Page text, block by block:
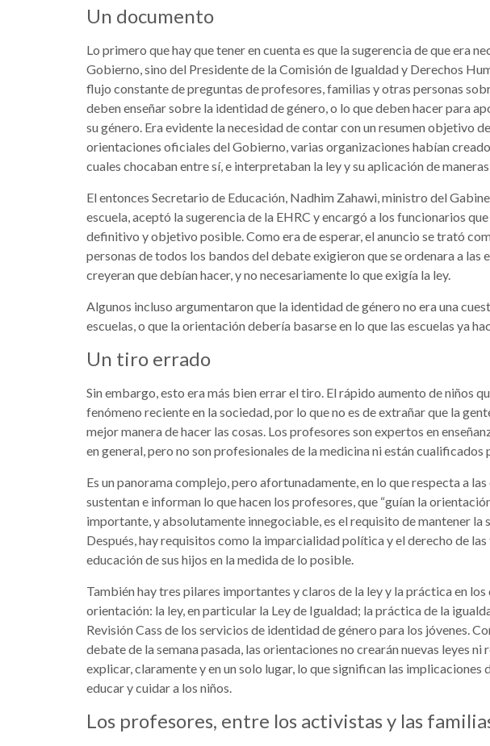
Un documento
Lo primero que hay que tener en cuenta es que la sugerencia de que era
Gobierno, sino del Presidente de la Comisión de Igualdad y Derechos
flujo constante de preguntas de profesores, familias y otras personas
deben enseñar sobre la identidad de género, o lo que deben hacer para
su género. Era evidente la necesidad de contar con un resumen objetivo
orientaciones oficiales del Gobierno, varias organizaciones habían
cuales chocaban entre sí, e interpretaban la ley y su aplicación de
El entonces Secretario de Educación, Nadhim Zahawi, ministro del
escuela, aceptó la sugerencia de la EHRC y encargó a los funcionarios
definitivo y objetivo posible. Como era de esperar, el anuncio se trató
personas de todos los bandos del debate exigieron que se ordenara a las
creyeran que debían hacer, y no necesariamente lo que exigía la ley.
Algunos incluso argumentaron que la identidad de género no era una
escuelas, o que la orientación debería basarse en lo que las escuelas ya
Un tiro errado
Sin embargo, esto era más bien errar el tiro. El rápido aumento de niños
fenómeno reciente en la sociedad, por lo que no es de extrañar que la
mejor manera de hacer las cosas. Los profesores son expertos en
en general, pero no son profesionales de la medicina ni están
Es un panorama complejo, pero afortunadamente, en lo que respecta a las
sustentan e informan lo que hacen los profesores, que “guían la
importante, y absolutamente innegociable, es el requisito de mantener la
Después, hay requisitos como la imparcialidad política y el derecho de
educación de sus hijos en la medida de lo posible.
También hay tres pilares importantes y claros de la ley y la práctica en
orientación: la ley, en particular la Ley de Igualdad; la práctica de la
Revisión Cass de los servicios de identidad de género para los jóvenes.
debate de la semana pasada, las orientaciones no crearán nuevas leyes
explicar, claramente y en un solo lugar, lo que significan las implicaciones
educar y cuidar a los niños.
Los profesores, entre los activistas y las